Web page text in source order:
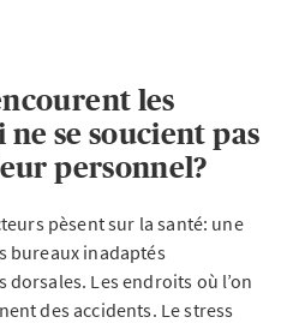
les
se soucient pas
personnel?
pèsent sur la santé: une
bureaux inadaptés
Les endroits où l’on
des accidents. Le stress